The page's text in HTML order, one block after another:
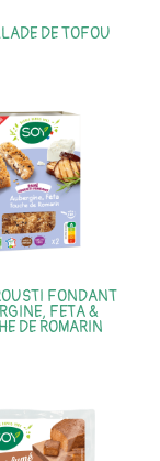
DE TOFOU
FONDANT
FETA &
DE ROMARIN